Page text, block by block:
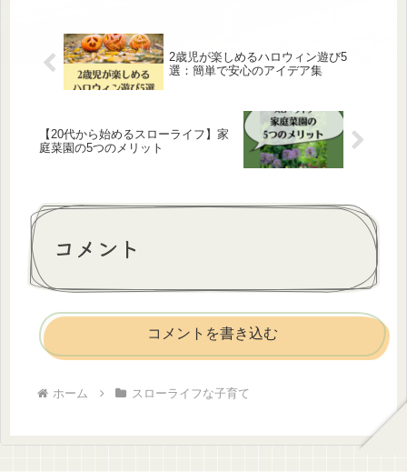
2歳児が楽しめるハロウィン遊び5
選：簡単で安心のアイデア集
【20代から始めるスローライフ】家
庭菜園の5つのメリット
コメント
コメントを書き込む
ホーム スローライフな子育て